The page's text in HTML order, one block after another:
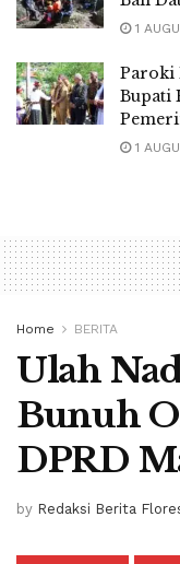
1
Paroki
Bupati
1
Home BERITA
Ulah
Bunuh
DPRD
by Redaksi Berita